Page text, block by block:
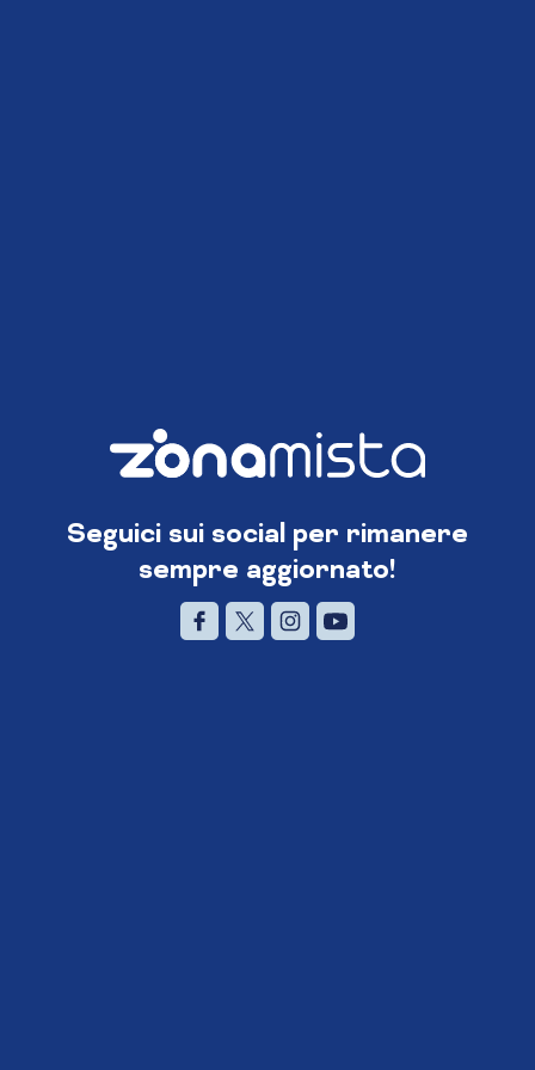
Seguici sui social per rimanere
sempre aggiornato!